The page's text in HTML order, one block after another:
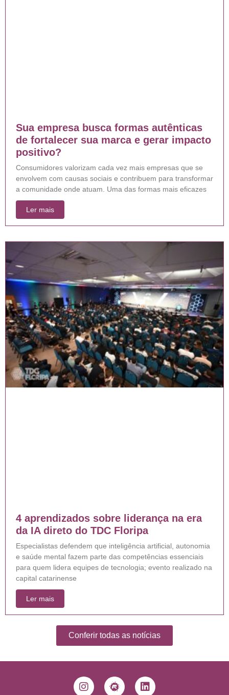
Sua empresa busca formas autênticas
de fortalecer sua marca e gerar impacto
positivo?
Consumidores valorizam cada vez mais empresas que se
envolvem com causas sociais e contribuem para transformar
a comunidade onde atuam. Uma das formas mais eficazes
Ler mais
4 aprendizados sobre liderança na era
da IA direto do TDC Floripa
Especialistas defendem que inteligência artificial, autonomia
e saúde mental fazem parte das competências essenciais
para quem lidera equipes de tecnologia; evento realizado na
capital catarinense
Ler mais
Conferir todas as notícias